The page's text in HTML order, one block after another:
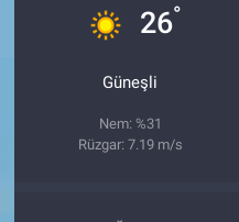
26°
Güneşli
Nem: %31
Rüzgar: 7.19 m/s